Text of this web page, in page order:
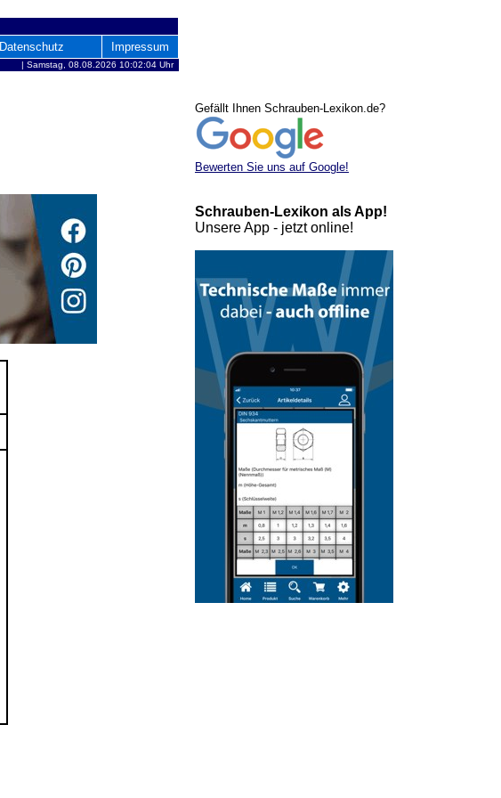
Datenschutz Impressum
| Samstag, 08.08.2026 10:02:04 Uhr
Gefällt Ihnen Schrauben-Lexikon.de?
Bewerten Sie uns auf Google!
Schrauben-Lexikon als App!
Unsere App - jetzt online!